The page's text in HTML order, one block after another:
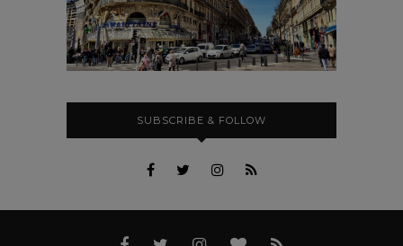
SUBSCRIBE & FOLLOW